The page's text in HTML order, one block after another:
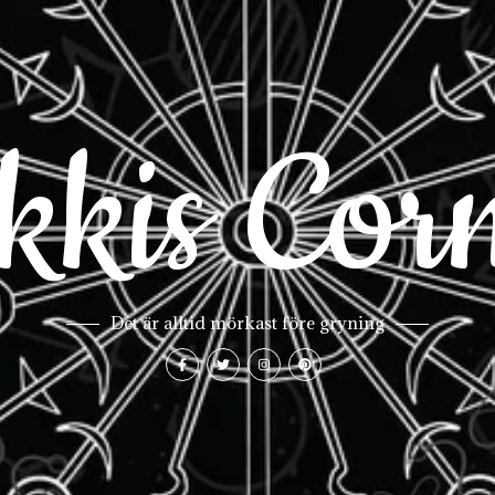
Det är alltid mörkast före gryning